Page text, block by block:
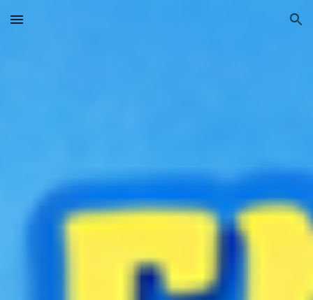
Skip to main content Skip to navigation